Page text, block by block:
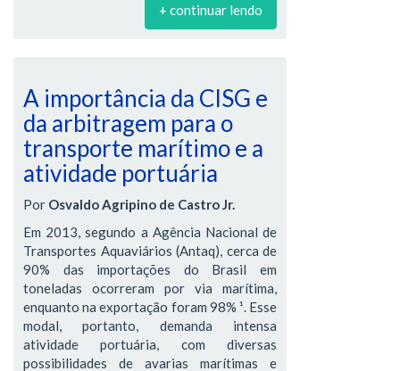
+ continuar lendo
A importância da CISG e
da arbitragem para o
transporte marítimo e a
atividade portuária
Por Osvaldo Agripino de Castro Jr.
Em 2013, segundo a Agência Nacional de
Transportes Aquaviários (Antaq), cerca de
90% das importações do Brasil em
toneladas ocorreram por via marítima,
enquanto na exportação foram 98% ¹. Esse
modal, portanto, demanda intensa
atividade portuária, com diversas
possibilidades de avarias marítimas e